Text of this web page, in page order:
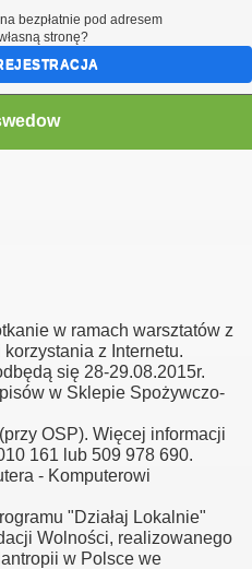
w ramach warsztatów z
z Internetu.
się 28-29.08.2015r.
w Sklepie Spożywczo-
OSP). Więcej informacji
161 lub 509 978 690.
- Komputerowi
"Działaj Lokalnie"
Wolności, realizowanego
w Polsce we
bezpłatnie pod adresem
stronę?